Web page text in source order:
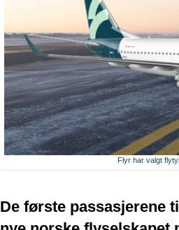
Flyr har valgt
De første passasjerene